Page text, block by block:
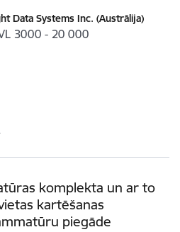
Data Systems Inc. (Austrālija)
3000 - 20 000
komplekta un ar to
kartēšanas
piegāde